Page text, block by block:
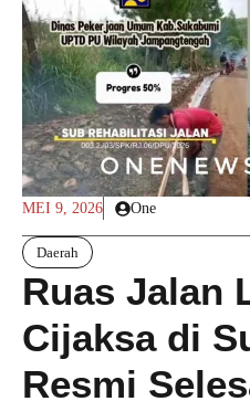
MEI 9, 2026 One
Daerah
Ruas Jalan
Cijaksa di
Resmi